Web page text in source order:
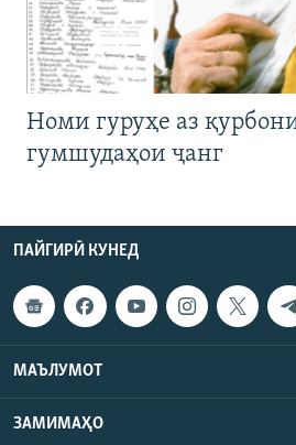
Номи гуруҳе аз
гумшудаҳои ҷанг
ПАЙГИРӢ КУНЕД
МАЪЛУМОТ
ЗАМИМАҲО